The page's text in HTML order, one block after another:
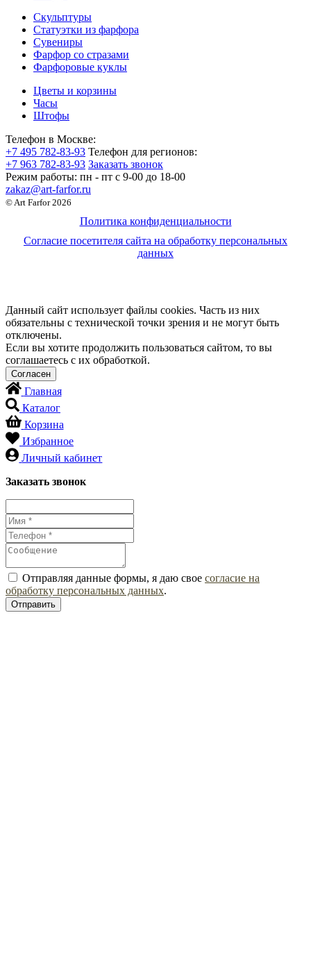
Скульптуры
Статуэтки из фарфора
Сувениры
Фарфор со стразами
Фарфоровые куклы
Цветы и корзины
Часы
Штофы
Телефон в Москве:
+7 495 782-83-93 Телефон для регионов:
+7 963 782-83-93 Заказать звонок
Режим работы: пн - пт c 9-00 до 18-00
zakaz@art-farfor.ru
© Art Farfor 2026
Политика конфиденциальности
Согласие посетителя сайта на обработку персональных
данных
Данный сайт использует файлы cookies. Часть из них
обязательны с технической точки зрения и не могут быть
отключены.
Если вы хотите продолжить пользоваться сайтом, то вы
соглашаетесь с их обработкой.
Главная
Каталог
Корзина
Избранное
Личный кабинет
Заказать звонок
Отправляя данные формы, я даю свое согласие на
обработку персональных данных.
Отправить